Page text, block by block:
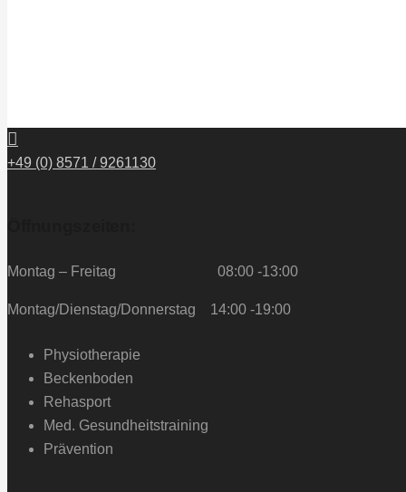
+49 (0) 8571 / 9261130
Montag – Freitag 08:00 -13:00
Montag/Dienstag/Donnerstag 14:00 -19:00
Physiotherapie
Beckenboden
Rehasport
Med. Gesundheitstraining
Prävention